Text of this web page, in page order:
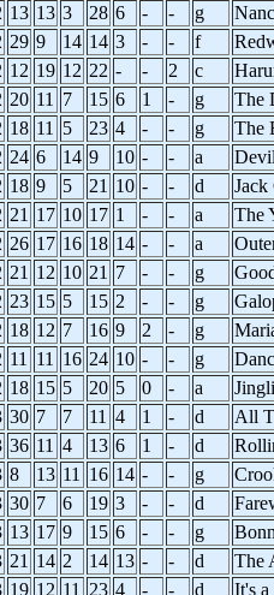
13 13 3 28 6 - - g
29 9 14 14 3 - - f
12 19 12 22 - - 2 c
20 11 7 15 6 1 - g
The
18 11 5 23 4 - - g
The
24 6 14 9 10 - - a
18 9 5 21 10 - - d
Jack
21 17 10 17 1 - - a
The
26 17 16 18 14 - - a
21 12 10 21 7 - - g
23 15 5 15 2 - - g
18 12 7 16 9 2 - g
11 11 16 24 10 - - g
18 15 5 20 5 0 - a
30 7 7 11 4 1 - d
All
36 11 4 13 6 1 - d
8 13 11 16 14 - - g
30 7 6 19 3 - - d
13 17 9 15 6 - - g
21 14 2 14 13 - - d
The
19 12 11 23 4 - - d
It's